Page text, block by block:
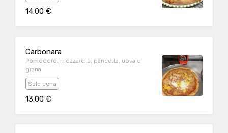
14.00 €
Carbonara
Pomodoro, mozzarella, pancetta, uova e
grana
Solo cena
13.00 €